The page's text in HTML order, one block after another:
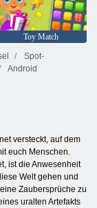
Toy Match
Spot-
Android
versteckt, auf dem
euch Menschen.
ist die Anwesenheit
Welt gehen und
Zaubersprüche zu
uralten Artefakts